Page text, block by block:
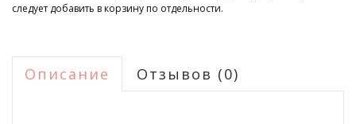
следует добавить в корзину по отдельности.
Описание Отзывов (0)